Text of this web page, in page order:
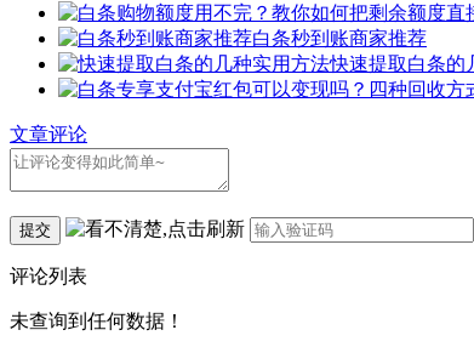
白条秒到账商家推荐
快速提取白条的
文章评论
提交
评论列表
未查询到任何数据！